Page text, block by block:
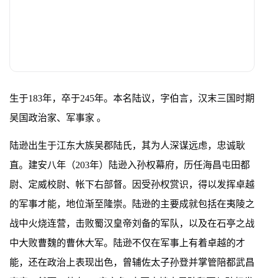
生于183年，卒于245年。本名陆议，字伯言，汉末三国时期
吴国政治家、军事家 。
陆逊出生于江东大族吴郡陆氏，其为人深谋远虑，忠诚耿
直。建安八年（203年）陆逊入孙权幕府，历任海昌屯田都
尉、定威校尉、帐下右部督。因受孙权赏识，得以发挥卓越
的军事才能，地位渐至隆崇。陆逊的主要成就包括在夷陵之
战中火烧连营，击败蜀汉皇帝刘备的军队，以及在石亭之战
中大败曹魏的曹休大军。陆逊不仅在军事上有着卓越的才
能，还在政治上表现出色，曾辅佐太子孙登并掌管陪都武昌